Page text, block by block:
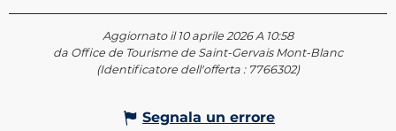
Aggiornato il 10 aprile 2026 A 10:58
da Office de Tourisme de Saint-Gervais Mont-Blanc
(Identificatore dell'offerta : 7766302)
Segnala un errore